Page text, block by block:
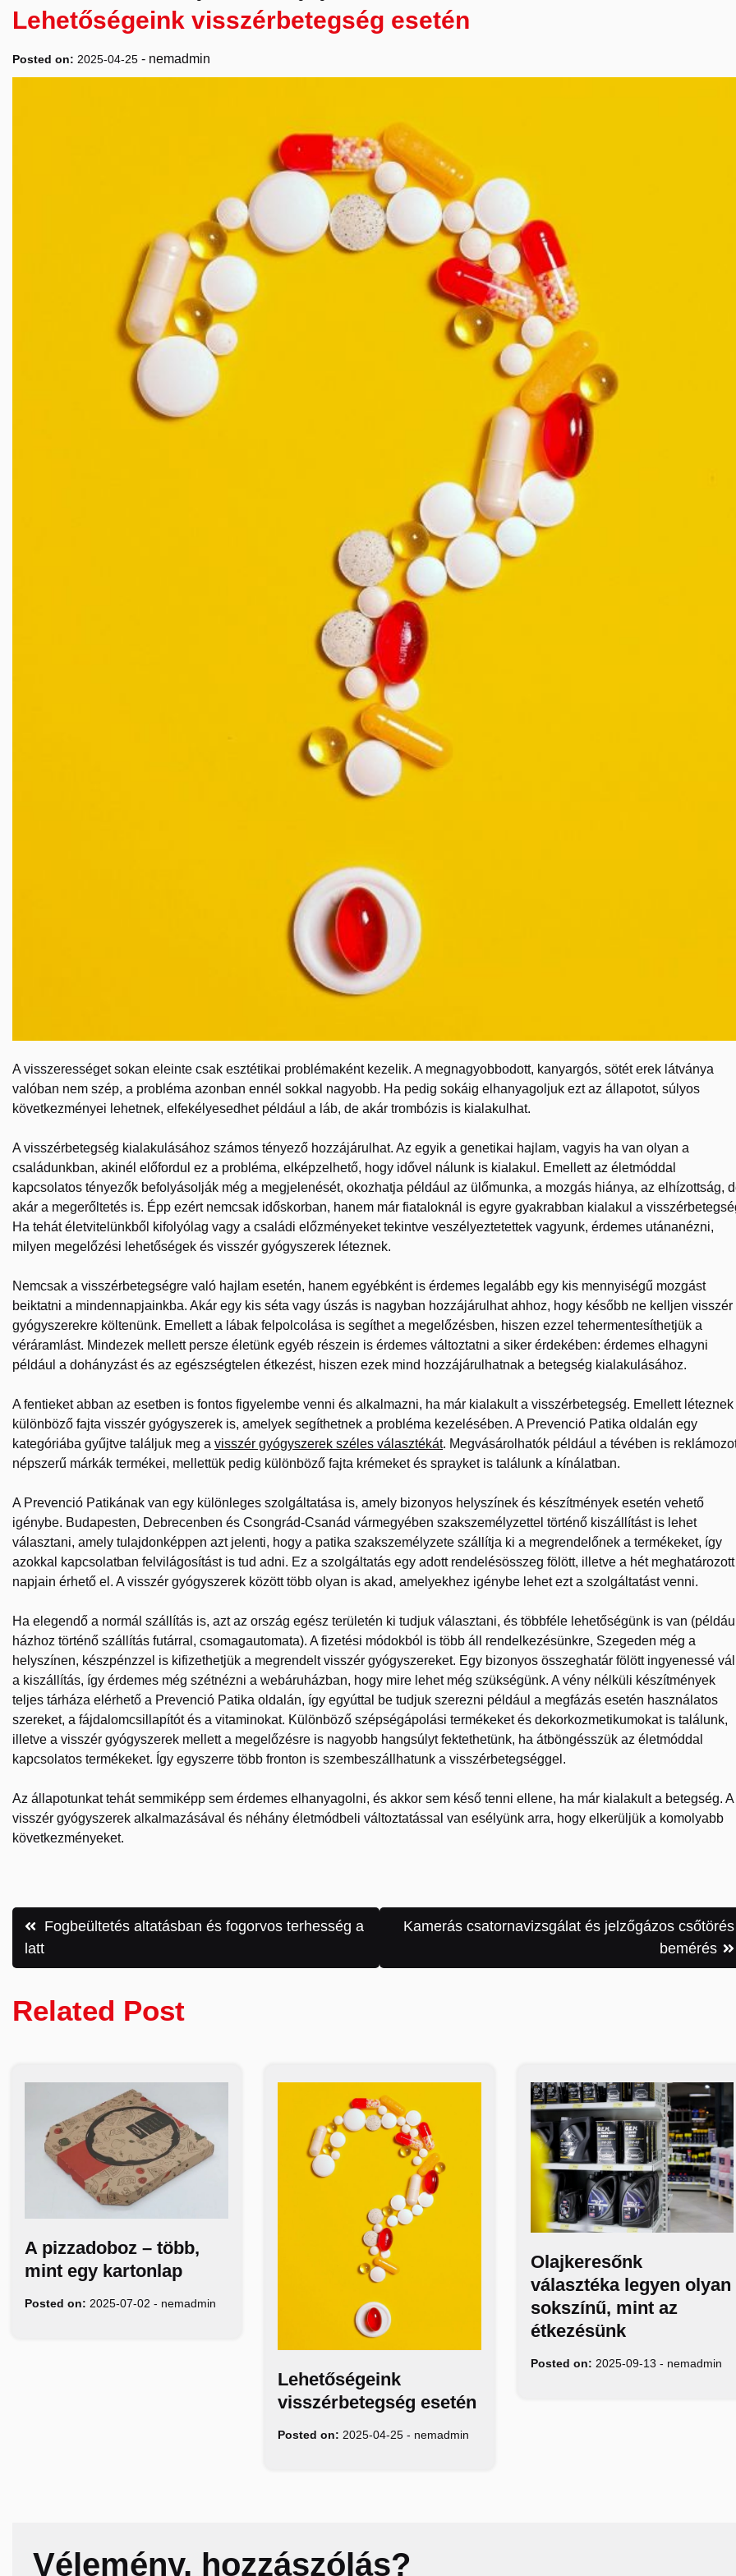
Lehetőségeink visszérbetegség esetén
Posted on: 2025-04-25 - nemadmin
A visszerességet sokan eleinte csak esztétikai problémaként kezelik. A megnagyobbodott, kanyargós, sötét erek látványa
valóban nem szép, a probléma azonban ennél sokkal nagyobb. Ha pedig sokáig elhanyagoljuk ezt az állapotot, súlyos
következményei lehetnek, elfekélyesedhet például a láb, de akár trombózis is kialakulhat.
A visszérbetegség kialakulásához számos tényező hozzájárulhat. Az egyik a genetikai hajlam, vagyis ha van olyan a
családunkban, akinél előfordul ez a probléma, elképzelhető, hogy idővel nálunk is kialakul. Emellett az életmóddal
kapcsolatos tényezők befolyásolják még a megjelenését, okozhatja például az ülőmunka, a mozgás hiánya, az elhízottság,
akár a megerőltetés is. Épp ezért nemcsak időskorban, hanem már fiataloknál is egyre gyakrabban kialakul a
Ha tehát életvitelünkből kifolyólag vagy a családi előzményeket tekintve veszélyeztetettek vagyunk, érdemes utánanézni,
milyen megelőzési lehetőségek és visszér gyógyszerek léteznek.
Nemcsak a visszérbetegségre való hajlam esetén, hanem egyébként is érdemes legalább egy kis mennyiségű mozgást
beiktatni a mindennapjainkba. Akár egy kis séta vagy úszás is nagyban hozzájárulhat ahhoz, hogy később ne kelljen visszér
gyógyszerekre költenünk. Emellett a lábak felpolcolása is segíthet a megelőzésben, hiszen ezzel tehermentesíthetjük a
véráramlást. Mindezek mellett persze életünk egyéb részein is érdemes változtatni a siker érdekében: érdemes elhagyni
például a dohányzást és az egészségtelen étkezést, hiszen ezek mind hozzájárulhatnak a betegség kialakulásához.
A fentieket abban az esetben is fontos figyelembe venni és alkalmazni, ha már kialakult a visszérbetegség. Emellett léteznek
különböző fajta visszér gyógyszerek is, amelyek segíthetnek a probléma kezelésében. A Prevenció Patika oldalán egy
kategóriába gyűjtve találjuk meg a visszér gyógyszerek széles választékát. Megvásárolhatók például a tévében is
népszerű márkák termékei, mellettük pedig különböző fajta krémeket és sprayket is találunk a kínálatban.
A Prevenció Patikának van egy különleges szolgáltatása is, amely bizonyos helyszínek és készítmények esetén vehető
igénybe. Budapesten, Debrecenben és Csongrád-Csanád vármegyében szakszemélyzettel történő kiszállítást is lehet
választani, amely tulajdonképpen azt jelenti, hogy a patika szakszemélyzete szállítja ki a megrendelőnek a termékeket, így
azokkal kapcsolatban felvilágosítást is tud adni. Ez a szolgáltatás egy adott rendelésösszeg fölött, illetve a hét meghatározott
napjain érhető el. A visszér gyógyszerek között több olyan is akad, amelyekhez igénybe lehet ezt a szolgáltatást venni.
Ha elegendő a normál szállítás is, azt az ország egész területén ki tudjuk választani, és többféle lehetőségünk is van
házhoz történő szállítás futárral, csomagautomata). A fizetési módokból is több áll rendelkezésünkre, Szegeden még a
helyszínen, készpénzzel is kifizethetjük a megrendelt visszér gyógyszereket. Egy bizonyos összeghatár fölött ingyenessé
a kiszállítás, így érdemes még szétnézni a webáruházban, hogy mire lehet még szükségünk. A vény nélküli készítmények
teljes tárháza elérhető a Prevenció Patika oldalán, így egyúttal be tudjuk szerezni például a megfázás esetén használatos
szereket, a fájdalomcsillapítót és a vitaminokat. Különböző szépségápolási termékeket és dekorkozmetikumokat is találunk,
illetve a visszér gyógyszerek mellett a megelőzésre is nagyobb hangsúlyt fektethetünk, ha átböngésszük az életmóddal
kapcsolatos termékeket. Így egyszerre több fronton is szembeszállhatunk a visszérbetegséggel.
Az állapotunkat tehát semmiképp sem érdemes elhanyagolni, és akkor sem késő tenni ellene, ha már kialakult a betegség. A
visszér gyógyszerek alkalmazásával és néhány életmódbeli változtatással van esélyünk arra, hogy elkerüljük a komolyabb
következményeket.
Bejegyzés
navigáció
Fogbeültetés altatásban és fogorvos terhesség a
latt
Kamerás csatornavizsgálat és jelzőgázos csőtörés
bemérés
Related Post
A pizzadoboz – több,
mint egy kartonlap
Posted on: 2025-07-02 - nemadmin
Lehetőségeink
visszérbetegség esetén
Posted on: 2025-04-25- nemadmin
Olajkeresőnk
választéka legyen olyan
sokszínű, mint az
étkezésünk
Posted on: 2025-09-13 - nemadmin
Vélemény, hozzászólás?